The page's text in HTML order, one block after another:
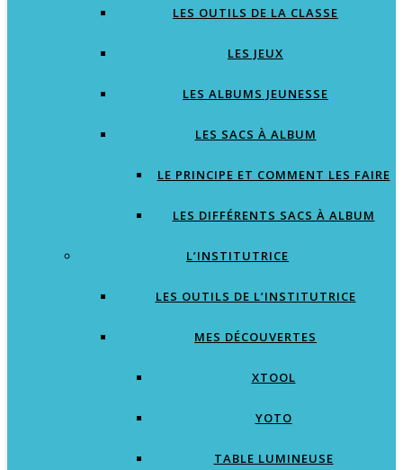
LES OUTILS DE LA CLASSE
LES JEUX
LES ALBUMS JEUNESSE
LES SACS À ALBUM
LE PRINCIPE ET COMMENT LES FAIRE
LES DIFFÉRENTS SACS À ALBUM
L’INSTITUTRICE
LES OUTILS DE L’INSTITUTRICE
MES DÉCOUVERTES
XTOOL
YOTO
TABLE LUMINEUSE